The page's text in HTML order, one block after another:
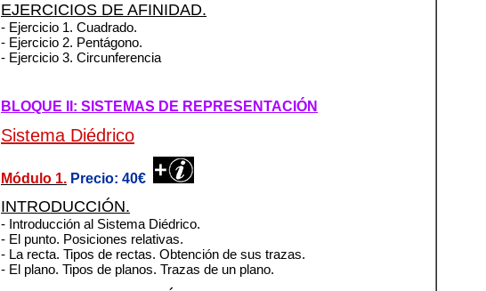
EJERCICIOS DE AFINIDAD.
- Ejercicio 1. Cuadrado.
- Ejercicio 2. Pentágono.
- Ejercicio 3. Circunferencia
BLOQUE II: SISTEMAS DE REPRESENTACIÓN
Sistema Diédrico
Módulo 1. Precio: 40€
INTRODUCCIÓN.
- Introducción al Sistema Diédrico.
- El punto. Posiciones relativas.
- La recta. Tipos de rectas. Obtención de sus trazas.
- El plano. Tipos de planos. Trazas de un plano.